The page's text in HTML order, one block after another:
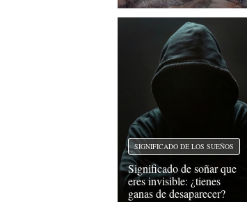
SIGNIFICADO DE LOS SUEÑOS
Significado de soñar que
eres invisible: ¿tienes
ganas de desaparecer?